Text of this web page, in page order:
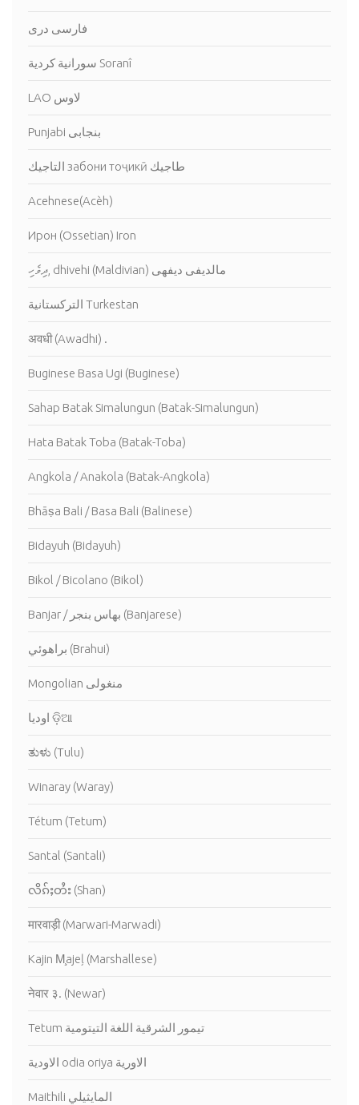
فارسى درى
سورانية كردية Soranî
LAO لاوس
Punjabi بنجابى
التاجيك забони тоҷикӣ طاجيك
Acehnese(Acèh)
Ирон (Ossetian) Iron
ދިވެހި, dhivehi (Maldivian) مالديفى ديفهى
التركستانية Turkestan
अवधी (Awadhi) .
Buginese Basa Ugi (Buginese)
Sahap Batak Simalungun (Batak-Simalungun)
Hata Batak Toba (Batak-Toba)
Angkola / Anakola (Batak-Angkola)
Bhāṣa Bali / Basa Bali (Balinese)
Bidayuh (Bidayuh)
Bikol / Bicolano (Bikol)
Banjar / بهاس بنجر (Banjarese)
براهوئي (Brahui)
Mongolian منغولى
اوديا ଡ଼ିଆ
ತುಳು (Tulu)
Winaray (Waray)
Tétum (Tetum)
Santal (Santali)
လိၵ်ႈတႆး (Shan)
मारवाड़ी (Marwari-Marwadi)
Kajin M̧ajeļ (Marshallese)
नेवार ३. (Newar)
Tetum تيمور الشرقية اللغة التيتومية
الاودية odia oriya الاورية
Maithili المايثيلي